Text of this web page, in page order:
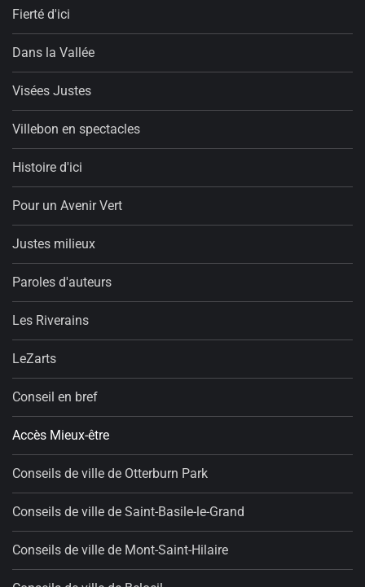
Fierté d'ici
Dans la Vallée
Visées Justes
Villebon en spectacles
Histoire d'ici
Pour un Avenir Vert
Justes milieux
Paroles d'auteurs
Les Riverains
LeZarts
Conseil en bref
Accès Mieux-être
Conseils de ville de Otterburn Park
Conseils de ville de Saint-Basile-le-Grand
Conseils de ville de Mont-Saint-Hilaire